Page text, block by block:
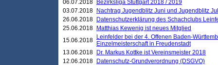
06.07.2018
Bezirksliga Stuttgart 2018 / 2019
03.07.2018
Nachtrag Jugendblitz Juni und Jugendblitz
26.06.2018
Datenschutzerklärung des Schachclubs
25.06.2018
Matthias Kewenig ist neues Mitglied
15.06.2018
Leinfelder bei der 4. Offenen Baden-
Einzelmeisterschaft in Freudenstadt
13.06.2018
Dr. Markus Kottke ist Vereinsmeister 2018
12.06.2018
Datenschutz-Grundverordnung (DSGVO)